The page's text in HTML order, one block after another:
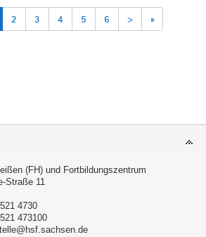
2 3 4 5 6 > »
(FH) und Fortbildungszentrum
Straße 11
4730
473100